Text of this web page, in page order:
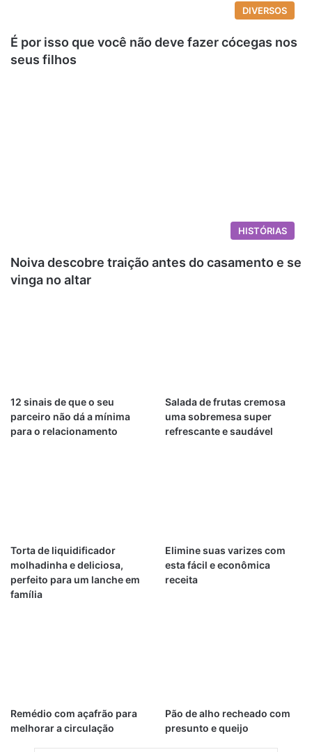
DIVERSOS
É por isso que você não deve fazer cócegas nos
seus filhos
HISTÓRIAS
Noiva descobre traição antes do casamento e se
vinga no altar
12 sinais de que o seu
parceiro não dá a mínima
para o relacionamento
Salada de frutas cremosa
uma sobremesa super
refrescante e saudável
Torta de liquidificador
molhadinha e deliciosa,
perfeito para um lanche em
família
Elimine suas varizes com
esta fácil e econômica
receita
Remédio com açafrão para
melhorar a circulação
Pão de alho recheado com
presunto e queijo